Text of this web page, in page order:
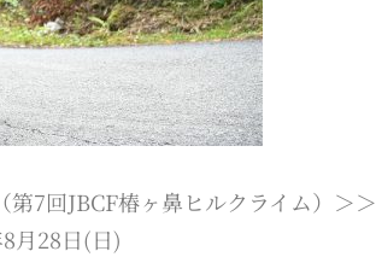
7回JBCF椿ヶ鼻ヒルクライム）＞＞
8月28日(日)